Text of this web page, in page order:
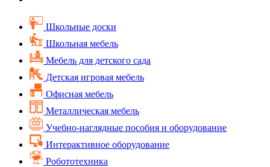
Школьные доски
Школьная мебель
Мебель для детского сада
Детская игровая мебель
Офисная мебель
Металлическая мебель
Учебно-наглядные пособия и оборудование
Интерактивное оборудование
Робототехника